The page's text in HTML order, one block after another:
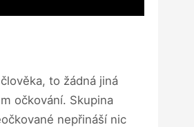
to žádná jiná
očkování. Skupina
nepřináší nic